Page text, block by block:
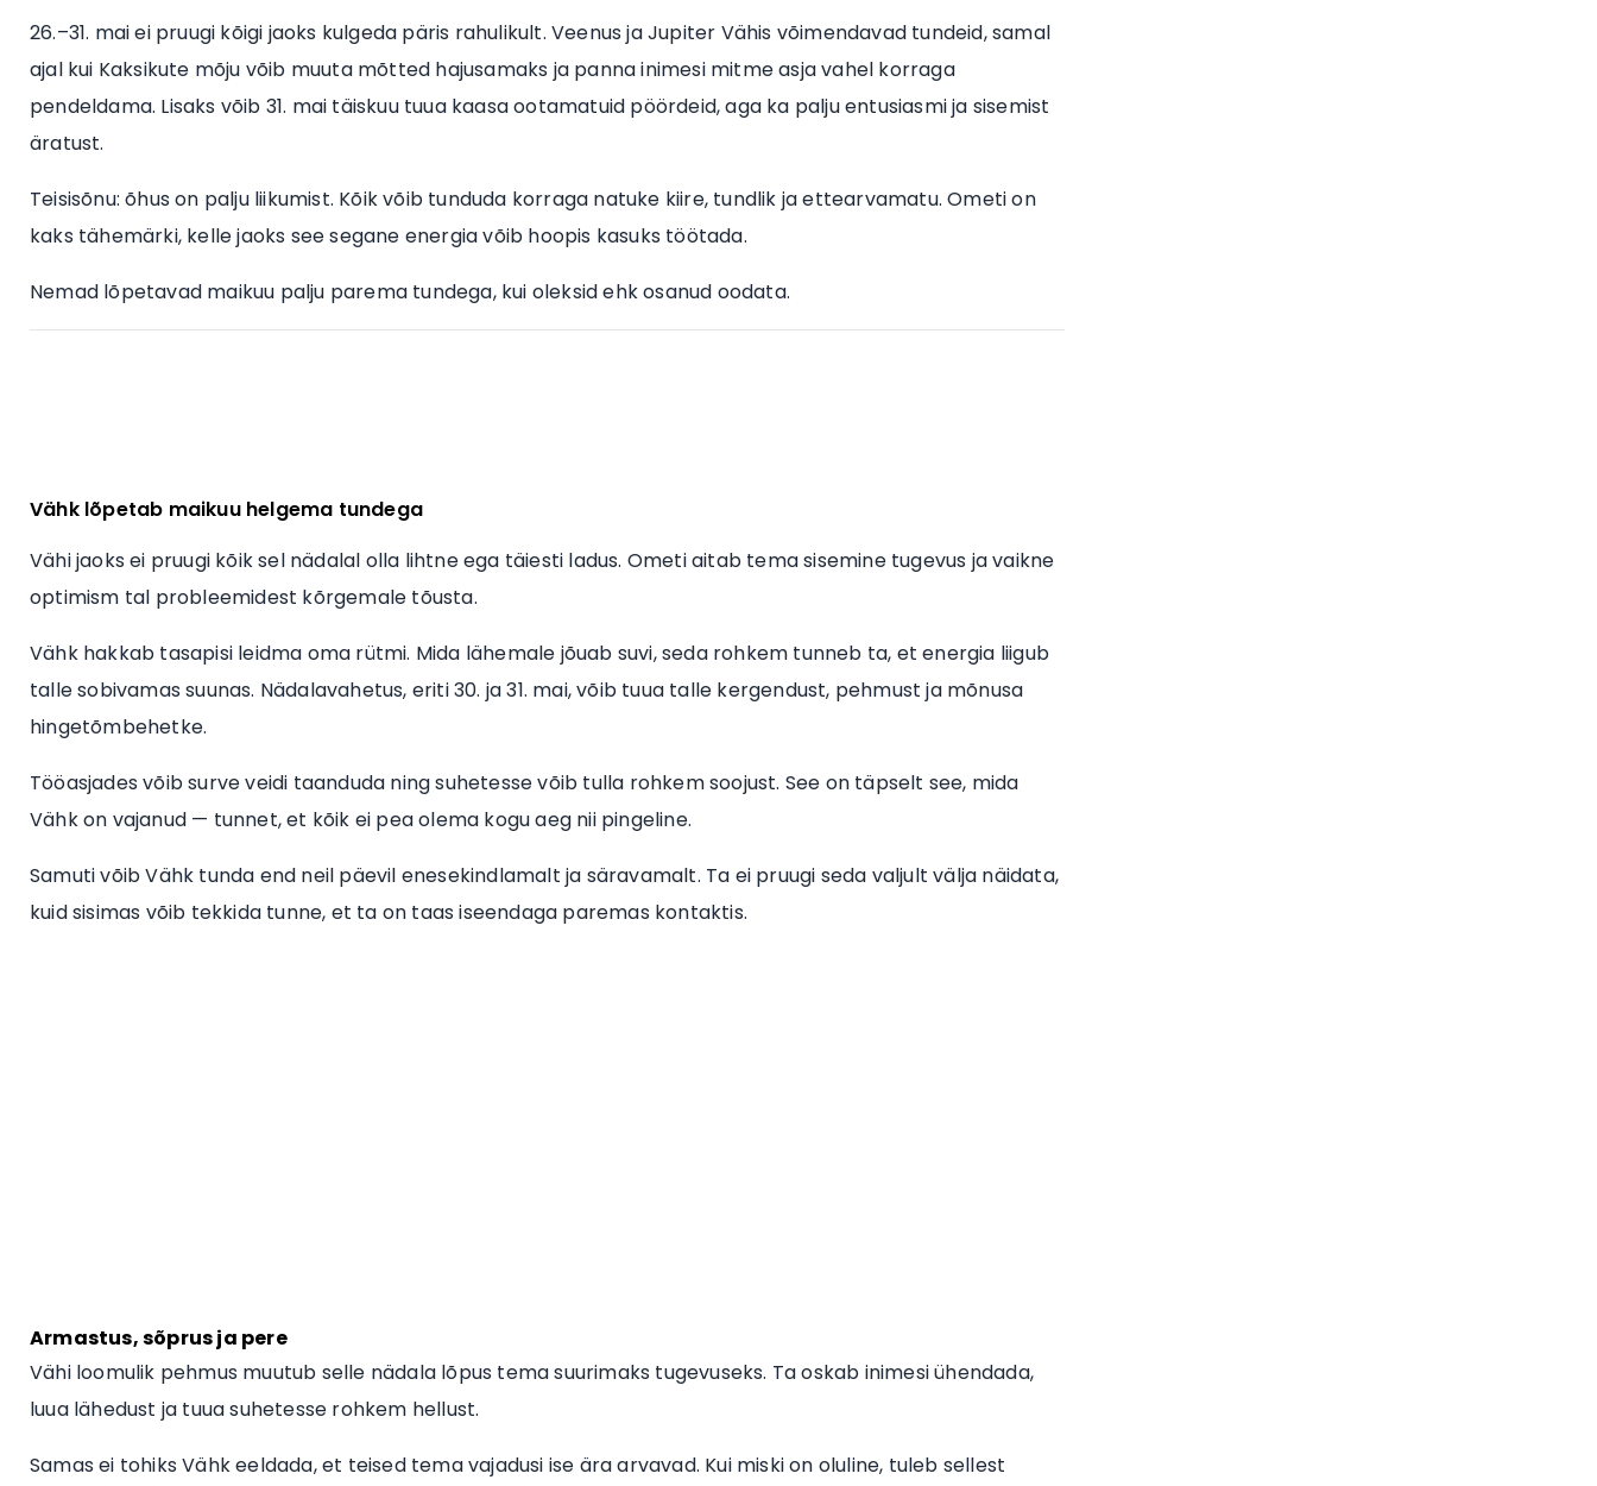
26.–31. mai ei pruugi kõigi jaoks kulgeda päris rahulikult. Veenus ja Jupiter Vähis võimendavad tundeid, samal
ajal kui Kaksikute mõju võib muuta mõtted hajusamaks ja panna inimesi mitme asja vahel korraga
pendeldama. Lisaks võib 31. mai täiskuu tuua kaasa ootamatuid pöördeid, aga ka palju entusiasmi ja sisemist
äratust.
Teisisõnu: õhus on palju liikumist. Kõik võib tunduda korraga natuke kiire, tundlik ja ettearvamatu. Ometi on
kaks tähemärki, kelle jaoks see segane energia võib hoopis kasuks töötada.
Nemad lõpetavad maikuu palju parema tundega, kui oleksid ehk osanud oodata.
Vähk lõpetab maikuu helgema tundega
Vähi jaoks ei pruugi kõik sel nädalal olla lihtne ega täiesti ladus. Ometi aitab tema sisemine tugevus ja vaikne
optimism tal probleemidest kõrgemale tõusta.
Vähk hakkab tasapisi leidma oma rütmi. Mida lähemale jõuab suvi, seda rohkem tunneb ta, et energia liigub
talle sobivamas suunas. Nädalavahetus, eriti 30. ja 31. mai, võib tuua talle kergendust, pehmust ja mõnusa
hingetõmbehetke.
Tööasjades võib surve veidi taanduda ning suhetesse võib tulla rohkem soojust. See on täpselt see, mida
Vähk on vajanud — tunnet, et kõik ei pea olema kogu aeg nii pingeline.
Samuti võib Vähk tunda end neil päevil enesekindlamalt ja säravamalt. Ta ei pruugi seda valjult välja näidata,
kuid sisimas võib tekkida tunne, et ta on taas iseendaga paremas kontaktis.
Armastus, sõprus ja pere
Vähi loomulik pehmus muutub selle nädala lõpus tema suurimaks tugevuseks. Ta oskab inimesi ühendada,
luua lähedust ja tuua suhetesse rohkem hellust.
Samas ei tohiks Vähk eeldada, et teised tema vajadusi ise ära arvavad. Kui miski on oluline, tuleb sellest